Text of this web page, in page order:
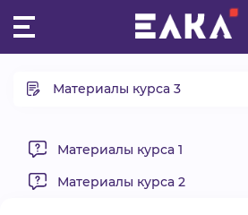
ПУЛЬС
КОНКУРСЫ
ОРГАНИЗАЦИИ
Материалы курса 3
Аналитическая отчетность
Материалы курса 1
Материалы курса 2